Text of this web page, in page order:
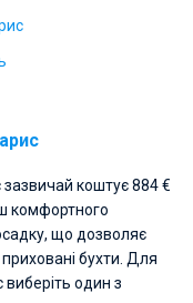
коштує 884 €
комфортного
що дозволяє
бухти. Для
один з